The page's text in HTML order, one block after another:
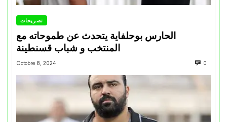
تصريحات
الحارس بوحلفاية يتحدث عن طموحاته مع
المنتخب و شباب قسنطينة
Octobre 8, 2024 0